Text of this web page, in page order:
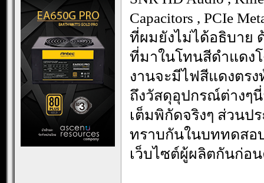
Capacitors , PCIe
ที่ผมยังไม่ได้อธิบาย
ที่มาในโทนสีดำแดง
งานจะมีไฟสีแดงตร
ถึงวัสดุอุปกรณ์ต่างๆ
เต็มพิกัดจริงๆ ส่วนป
ทราบกันในบททดสอ
เว็บไซต์ผู้ผลิตกันก่อ